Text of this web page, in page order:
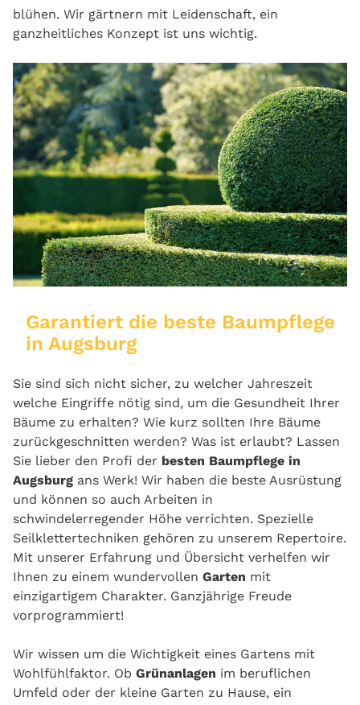
blühen. Wir gärtnern mit Leidenschaft, ein
ganzheitliches Konzept ist uns wichtig.
Garantiert die beste Baumpflege
in Augsburg
Sie sind sich nicht sicher, zu welcher Jahreszeit
welche Eingriffe nötig sind, um die Gesundheit Ihrer
Bäume zu erhalten? Wie kurz sollten Ihre Bäume
zurückgeschnitten werden? Was ist erlaubt? Lassen
Sie lieber den Profi der besten Baumpflege in
Augsburg ans Werk! Wir haben die beste Ausrüstung
und können so auch Arbeiten in
schwindelerregender Höhe verrichten. Spezielle
Seilklettertechniken gehören zu unserem Repertoire.
Mit unserer Erfahrung und Übersicht verhelfen wir
Ihnen zu einem wundervollen Garten mit
einzigartigem Charakter. Ganzjährige Freude
vorprogrammiert!
Wir wissen um die Wichtigkeit eines Gartens mit
Wohlfühlfaktor. Ob Grünanlagen im beruflichen
Umfeld oder der kleine Garten zu Hause, ein